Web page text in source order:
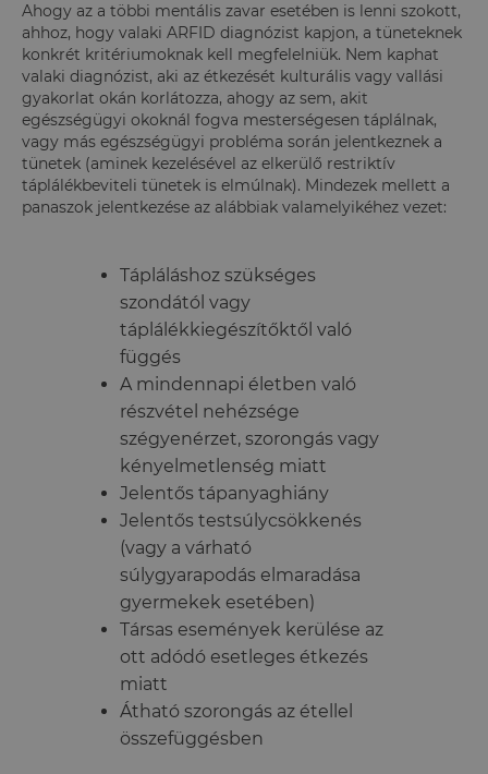
Ahogy az a többi mentális zavar esetében is lenni szokott,
ahhoz, hogy valaki ARFID diagnózist kapjon, a tüneteknek
konkrét kritériumoknak kell megfelelniük. Nem kaphat
valaki diagnózist, aki az étkezését kulturális vagy vallási
gyakorlat okán korlátozza, ahogy az sem, akit
egészségügyi okoknál fogva mesterségesen táplálnak,
vagy más egészségügyi probléma során jelentkeznek a
tünetek (aminek kezelésével az elkerülő restriktív
táplálékbeviteli tünetek is elmúlnak). Mindezek mellett a
panaszok jelentkezése az alábbiak valamelyikéhez vezet:
Tápláláshoz szükséges
szondától vagy
táplálékkiegészítőktől való
függés
A mindennapi életben való
részvétel nehézsége
szégyenérzet, szorongás vagy
kényelmetlenség miatt
Jelentős tápanyaghiány
Jelentős testsúlycsökkenés
(vagy a várható
súlygyarapodás elmaradása
gyermekek esetében)
Társas események kerülése az
ott adódó esetleges étkezés
miatt
Átható szorongás az étellel
összefüggésben